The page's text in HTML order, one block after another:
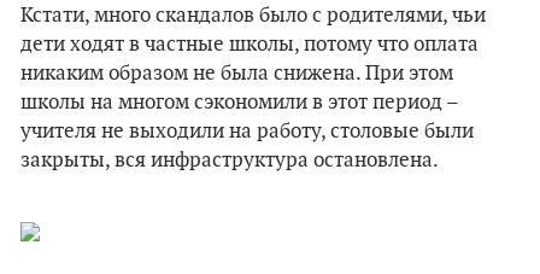
Кстати, много скандалов было с родителями, чьи
дети ходят в частные школы, потому что оплата
никаким образом не была снижена. При этом
школы на многом сэкономили в этот период –
учителя не выходили на работу, столовые были
закрыты, вся инфраструктура остановлена.